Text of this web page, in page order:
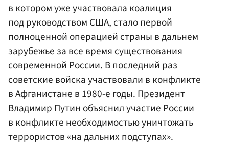
в котором уже участвовала коалиция
под руководством США, стало первой
полноценной операцией страны в дальнем
зарубежье за все время существования
современной России. В последний раз
советские войска участвовали в конфликте
в Афганистане в 1980-е годы. Президент
Владимир Путин объяснил участие России
в конфликте необходимостью уничтожать
террористов «на дальних подступах».